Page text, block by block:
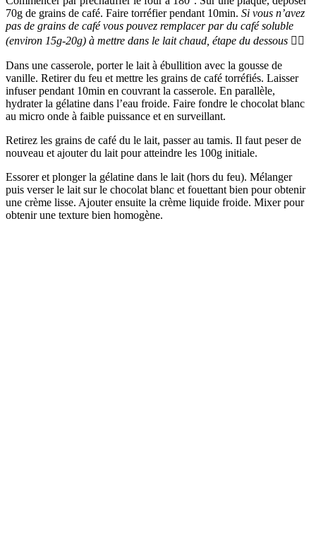
70g de grains de café. Faire torréfier pendant 10min. Si vous n’avez
pas de grains de café vous pouvez remplacer par du café soluble
(environ 15g-20g) à mettre dans le lait chaud, étape du dessous 👇🏻
Dans une casserole, porter le lait à ébullition avec la gousse de
vanille. Retirer du feu et mettre les grains de café torréfiés. Laisser
infuser pendant 10min en couvrant la casserole. En parallèle,
hydrater la gélatine dans l’eau froide. Faire fondre le chocolat blanc
au micro onde à faible puissance et en surveillant.
Retirez les grains de café du le lait, passer au tamis. Il faut peser de
nouveau et ajouter du lait pour atteindre les 100g initiale.
Essorer et plonger la gélatine dans le lait (hors du feu). Mélanger
puis verser le lait sur le chocolat blanc et fouettant bien pour obtenir
une crème lisse. Ajouter ensuite la crème liquide froide. Mixer pour
obtenir une texture bien homogène.